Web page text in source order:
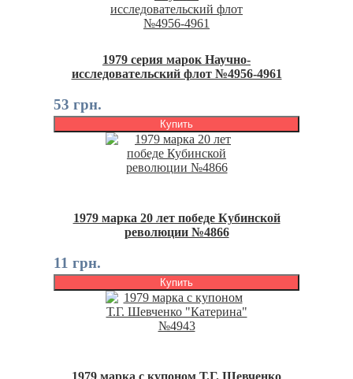
1979 серия марок Научно-
исследовательский флот №4956-4961
53 грн.
Купить
1979 марка 20 лет победе Кубинской
революции №4866
11 грн.
Купить